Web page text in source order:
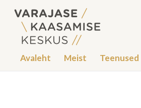
Avaleht Meist Teenused